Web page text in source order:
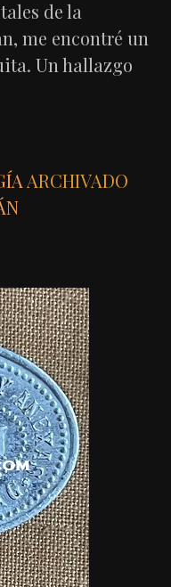
de la
me encontré un
Un hallazgo
ARCHIVADO